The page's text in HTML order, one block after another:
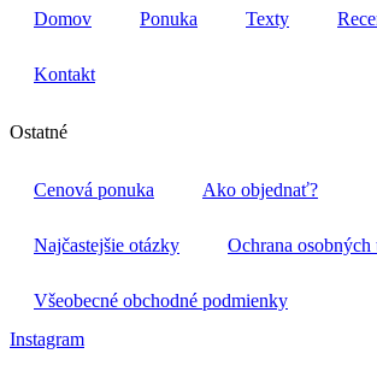
Domov Ponuka Texty
Kontakt
Ostatné
Cenová ponuka Ako objednať?
Najčastejšie otázky Ochrana osobných
Všeobecné obchodné podmienky
Instagram